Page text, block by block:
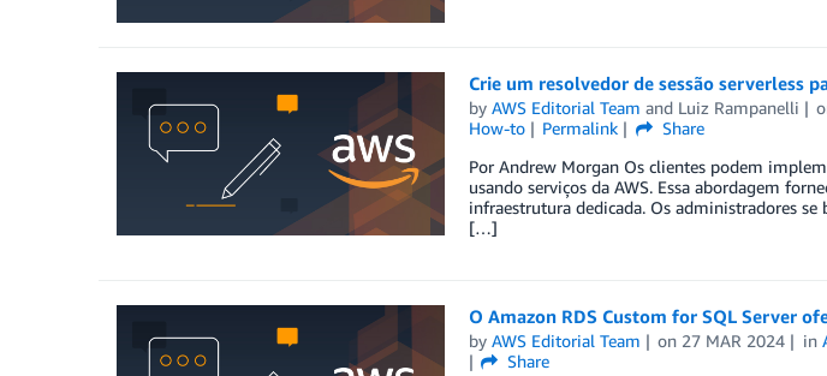
Crie um resolvedor de sessão serverless
by AWS Editorial Team and Luiz Rampanelli
How-to
Permalink
Share
Por Andrew Morgan Os clientes podem
usando serviços da AWS. Essa abordagem
infraestrutura dedicada. Os administradores
[…]
O Amazon RDS Custom for SQL Server
by AWS Editorial Team on 27 MAR 2024 in
Share